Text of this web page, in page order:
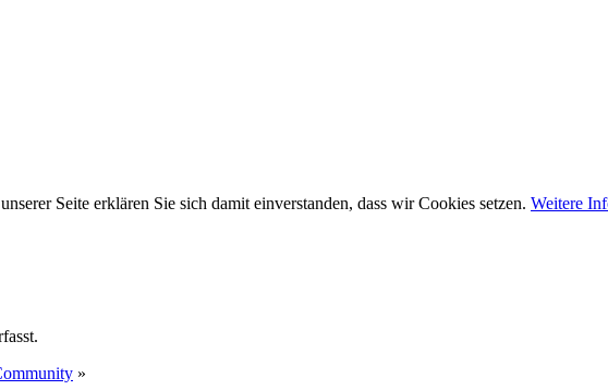
Seite erklären Sie sich damit einverstanden, dass wir Cookies setzen. Weitere
»